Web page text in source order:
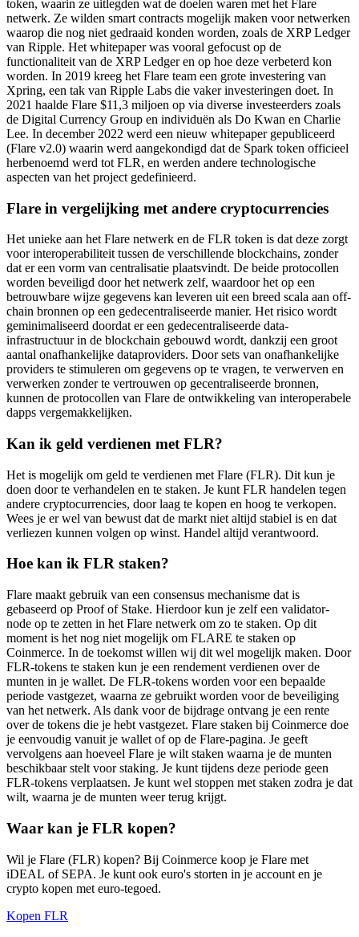
token, waarin ze uitlegden wat de doelen waren met het Flare
netwerk. Ze wilden smart contracts mogelijk maken voor netwerken
waarop die nog niet gedraaid konden worden, zoals de XRP Ledger
van Ripple. Het whitepaper was vooral gefocust op de
functionaliteit van de XRP Ledger en op hoe deze verbeterd kon
worden. In 2019 kreeg het Flare team een grote investering van
Xpring, een tak van Ripple Labs die vaker investeringen doet. In
2021 haalde Flare $11,3 miljoen op via diverse investeerders zoals
de Digital Currency Group en individuën als Do Kwan en Charlie
Lee. In december 2022 werd een nieuw whitepaper gepubliceerd
(Flare v2.0) waarin werd aangekondigd dat de Spark token officieel
herbenoemd werd tot FLR, en werden andere technologische
aspecten van het project gedefinieerd.
Flare in vergelijking met andere cryptocurrencies
Het unieke aan het Flare netwerk en de FLR token is dat deze zorgt
voor interoperabiliteit tussen de verschillende blockchains, zonder
dat er een vorm van centralisatie plaatsvindt. De beide protocollen
worden beveiligd door het netwerk zelf, waardoor het op een
betrouwbare wijze gegevens kan leveren uit een breed scala aan off-
chain bronnen op een gedecentraliseerde manier. Het risico wordt
geminimaliseerd doordat er een gedecentraliseerde data-
infrastructuur in de blockchain gebouwd wordt, dankzij een groot
aantal onafhankelijke dataproviders. Door sets van onafhankelijke
providers te stimuleren om gegevens op te vragen, te verwerven en
verwerken zonder te vertrouwen op gecentraliseerde bronnen,
kunnen de protocollen van Flare de ontwikkeling van interoperabele
dapps vergemakkelijken.
Kan ik geld verdienen met FLR?
Het is mogelijk om geld te verdienen met Flare (FLR). Dit kun je
doen door te verhandelen en te staken. Je kunt FLR handelen tegen
andere cryptocurrencies, door laag te kopen en hoog te verkopen.
Wees je er wel van bewust dat de markt niet altijd stabiel is en dat
verliezen kunnen volgen op winst. Handel altijd verantwoord.
Hoe kan ik FLR staken?
Flare maakt gebruik van een consensus mechanisme dat is
gebaseerd op Proof of Stake. Hierdoor kun je zelf een validator-
node op te zetten in het Flare netwerk om zo te staken. Op dit
moment is het nog niet mogelijk om FLARE te staken op
Coinmerce. In de toekomst willen wij dit wel mogelijk maken. Door
FLR-tokens te staken kun je een rendement verdienen over de
munten in je wallet. De FLR-tokens worden voor een bepaalde
periode vastgezet, waarna ze gebruikt worden voor de beveiliging
van het netwerk. Als dank voor de bijdrage ontvang je een rente
over de tokens die je hebt vastgezet. Flare staken bij Coinmerce doe
je eenvoudig vanuit je wallet of op de Flare-pagina. Je geeft
vervolgens aan hoeveel Flare je wilt staken waarna je de munten
beschikbaar stelt voor staking. Je kunt tijdens deze periode geen
FLR-tokens verplaatsen. Je kunt wel stoppen met staken zodra je dat
wilt, waarna je de munten weer terug krijgt.
Waar kan je FLR kopen?
Wil je Flare (FLR) kopen? Bij Coinmerce koop je Flare met
iDEAL of SEPA. Je kunt ook euro's storten in je account en je
crypto kopen met euro-tegoed.
Kopen FLR